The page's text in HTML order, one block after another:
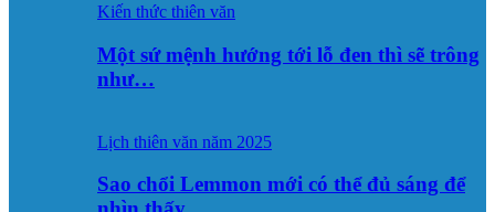
Kiến thức thiên văn
Một sứ mệnh hướng tới lỗ đen thì sẽ trông
như…
Lịch thiên văn năm 2025
Sao chổi Lemmon mới có thể đủ sáng để